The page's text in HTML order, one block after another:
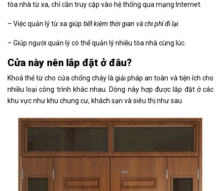
tòa nhà từ xa, chỉ cần truy cập vào hệ thống qua mạng Internet.
– Việc quản lý từ xa giúp tiết kiệm thời gian và chi phí đi lại.
– Giúp người quản lý có thể quản lý nhiều tòa nhà cùng lúc.
Cửa này nên lắp đặt ở đâu?
Khoá thẻ từ cho cửa chống cháy là giải pháp an toàn và tiện ích cho
nhiều loại công trình khác nhau. Dòng này hợp được lắp đặt ở các
khu vực như khu chung cư, khách sạn và siêu thị như sau